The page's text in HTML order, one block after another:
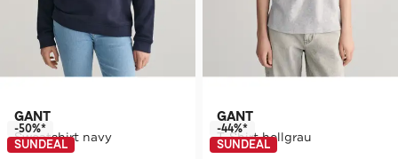
GANT
Sweatshirt navy
-50%*
SUNDEAL
GANT
T-Shirt hellgrau
-44%*
SUNDEAL